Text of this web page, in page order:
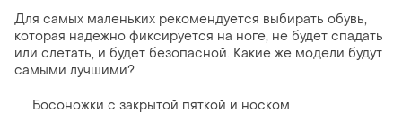
Для самых маленьких рекомендуется выбирать обувь,
которая надежно фиксируется на ноге, не будет спадать
или слетать, и будет безопасной. Какие же модели будут
самыми лучшими?
Босоножки с закрытой пяткой и носком